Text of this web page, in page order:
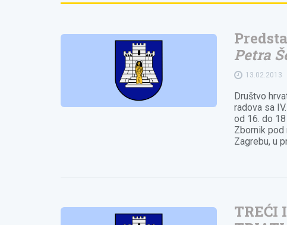
Petra
13.02.2013
Društvo
radova sa
od 16. do 18
Zbornik pod
Zagrebu, u
TREĆI